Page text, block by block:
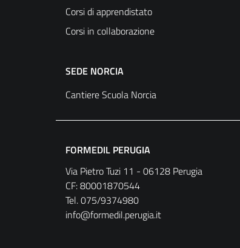
Corsi di apprendistato
Corsi in collaborazione
SEDE NORCIA
Cantiere Scuola Norcia
FORMEDIL PERUGIA
Via Pietro Tuzi 11 - 06128 Perugia
CF: 80001870544
Tel. 075/9374980
info@formedil.perugia.it